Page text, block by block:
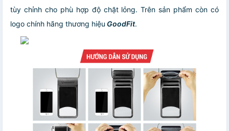
tùy chỉnh cho phù hợp độ chặt lỏng. Trên sản phẩm còn có
logo chính hãng thương hiệu GoodFit.